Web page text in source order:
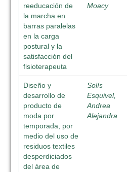
reeducación de
la marcha en
barras paralelas
en la carga
postural y la
satisfacción del
fisioterapeuta
Moacy
Diseño y
desarrollo de
producto de
moda por
temporada, por
medio del uso de
residuos textiles
desperdiciados
del área de
Solís
Esquivel,
Andrea
Alejandra